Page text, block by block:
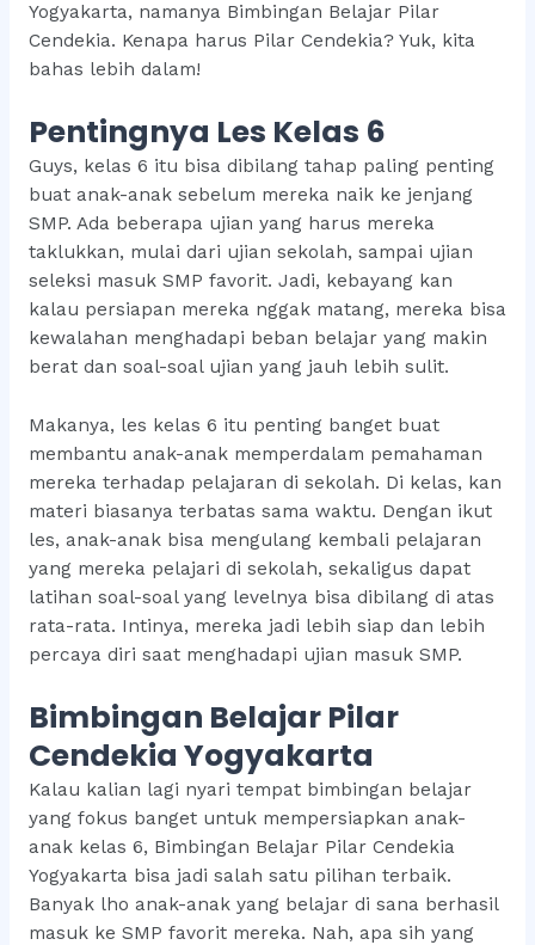
Yogyakarta, namanya Bimbingan Belajar Pilar
Cendekia. Kenapa harus Pilar Cendekia? Yuk, kita
bahas lebih dalam!
Pentingnya Les Kelas 6
Guys, kelas 6 itu bisa dibilang tahap paling penting
buat anak-anak sebelum mereka naik ke jenjang
SMP. Ada beberapa ujian yang harus mereka
taklukkan, mulai dari ujian sekolah, sampai ujian
seleksi masuk SMP favorit. Jadi, kebayang kan
kalau persiapan mereka nggak matang, mereka bisa
kewalahan menghadapi beban belajar yang makin
berat dan soal-soal ujian yang jauh lebih sulit.
Makanya, les kelas 6 itu penting banget buat
membantu anak-anak memperdalam pemahaman
mereka terhadap pelajaran di sekolah. Di kelas, kan
materi biasanya terbatas sama waktu. Dengan ikut
les, anak-anak bisa mengulang kembali pelajaran
yang mereka pelajari di sekolah, sekaligus dapat
latihan soal-soal yang levelnya bisa dibilang di atas
rata-rata. Intinya, mereka jadi lebih siap dan lebih
percaya diri saat menghadapi ujian masuk SMP.
Bimbingan Belajar Pilar
Cendekia Yogyakarta
Kalau kalian lagi nyari tempat bimbingan belajar
yang fokus banget untuk mempersiapkan anak-
anak kelas 6, Bimbingan Belajar Pilar Cendekia
Yogyakarta bisa jadi salah satu pilihan terbaik.
Banyak lho anak-anak yang belajar di sana berhasil
masuk ke SMP favorit mereka. Nah, apa sih yang